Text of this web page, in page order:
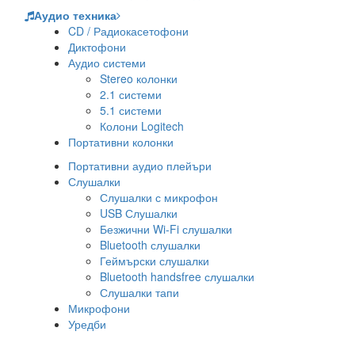
Аудио техника
CD / Радиокасетофони
Диктофони
Аудио системи
Stereo колонки
2.1 системи
5.1 системи
Колони Logitech
Портативни колонки
Портативни аудио плейъри
Слушалки
Слушалки с микрофон
USB Слушалки
Безжични Wi-Fi слушалки
Bluetooth слушалки
Геймърски слушалки
Bluetooth handsfree слушалки
Слушалки тапи
Микрофони
Уредби